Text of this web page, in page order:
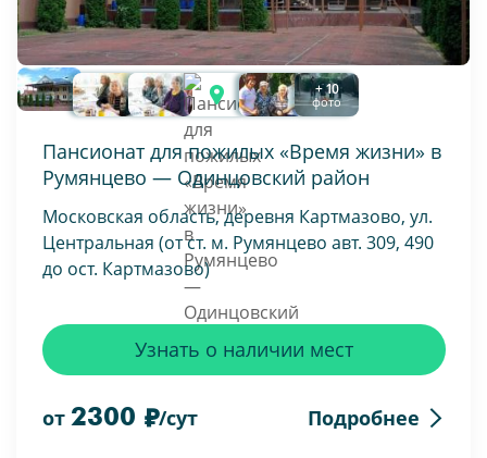
+ 10
фото
Пансионат для пожилых «Время жизни» в
Румянцево — Одинцовский район
Московская область, деревня Картмазово, ул.
Центральная (от ст. м. Румянцево авт. 309, 490
до ост. Картмазово)
от 2300 /сут Подробнее
Узнать о наличии мест